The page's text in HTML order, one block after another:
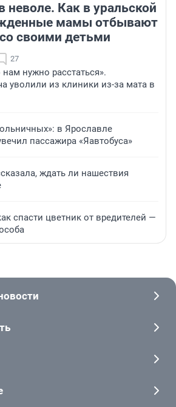
неволе. Как в уральской
мамы отбывают
своими детьми
27
нужно расстаться».
уволили из клиники из-за мата в
в Ярославле
пассажира «Яавтобуса»
ждать ли нашествия
спасти цветник от вредителей —